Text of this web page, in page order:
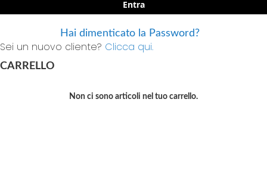
Entra
Hai dimenticato la Password?
Sei un nuovo cliente? Clicca qui.
CARRELLO
Non ci sono articoli nel tuo carrello.